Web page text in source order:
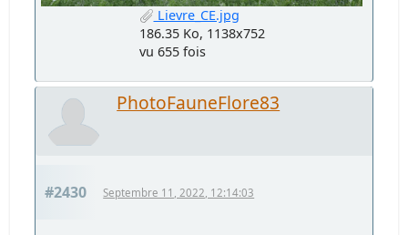
Lievre_CE.jpg
186.35 Ko, 1138x752
vu 655 fois
PhotoFauneFlore83
#2430 Septembre 11, 2022, 12:14:03